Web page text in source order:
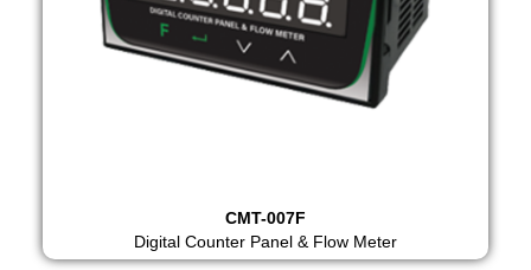
CMT-007F
Digital Counter Panel & Flow Meter